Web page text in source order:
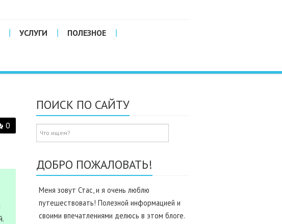
УСЛУГИ ПОЛЕЗНОЕ
0
ПОИСК ПО САЙТУ
ДОБРО ПОЖАЛОВАТЬ!
Меня зовут Стас, и я очень люблю
путешествовать! Полезной информацией и
своими впечатлениями делюсь в этом блоге.